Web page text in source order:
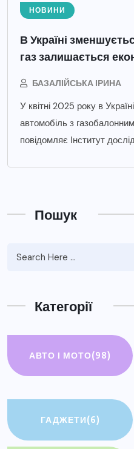
НОВИНИ
В Україні
газ залишається
БАЗАЛІЙСЬКА ІРИНА
У квітні 2025 року в
автомобіль з
повідомляє Інститут
Пошук
Категорії
АВТО І МОТО(98)
ГАДЖЕТИ(6)